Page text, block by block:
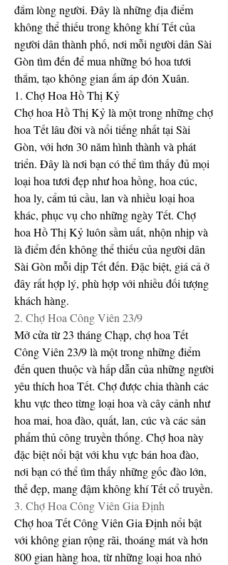
đắm lòng người. Đây là những địa điểm
không thể thiếu trong không khí Tết của
người dân thành phố, nơi mỗi người dân Sài
Gòn tìm đến để mua những bó hoa tươi
thắm, tạo không gian ấm áp đón Xuân.
1. Chợ Hoa Hồ Thị Kỷ
Chợ hoa Hồ Thị Kỷ là một trong những chợ
hoa Tết lâu đời và nổi tiếng nhất tại Sài
Gòn, với hơn 30 năm hình thành và phát
triển. Đây là nơi bạn có thể tìm thấy đủ mọi
loại hoa tươi đẹp như hoa hồng, hoa cúc,
hoa ly, cẩm tú cầu, lan và nhiều loại hoa
khác, phục vụ cho những ngày Tết. Chợ
hoa Hồ Thị Kỷ luôn sầm uất, nhộn nhịp và
là điểm đến không thể thiếu của người dân
Sài Gòn mỗi dịp Tết đến. Đặc biệt, giá cả ở
đây rất hợp lý, phù hợp với nhiều đối tượng
khách hàng.
2. Chợ Hoa Công Viên 23/9
Mở cửa từ 23 tháng Chạp, chợ hoa Tết
Công Viên 23/9 là một trong những điểm
đến quen thuộc và hấp dẫn của những người
yêu thích hoa Tết. Chợ được chia thành các
khu vực theo từng loại hoa và cây cảnh như
hoa mai, hoa đào, quất, lan, cúc và các sản
phẩm thủ công truyền thống. Chợ hoa này
đặc biệt nổi bật với khu vực bán hoa đào,
nơi bạn có thể tìm thấy những gốc đào lớn,
thế đẹp, mang đậm không khí Tết cổ truyền.
3. Chợ Hoa Công Viên Gia Định
Chợ hoa Tết Công Viên Gia Định nổi bật
với không gian rộng rãi, thoáng mát và hơn
800 gian hàng hoa, từ những loại hoa nhỏ